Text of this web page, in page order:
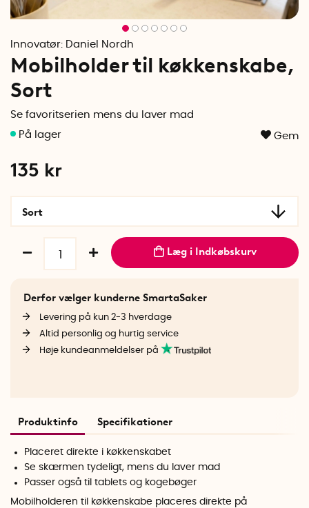
Innovatør: Daniel Nordh
Mobilholder til køkkenskabe,
Sort
Se favoritserien mens du laver mad
Gem
135 kr
Sort
Læg i Indkøbskurv
Derfor vælger kunderne SmartaSaker
Levering på kun 2-3 hverdage
Altid personlig og hurtig service
Høje kundeanmeldelser på
Produktinfo Specifikationer
Placeret direkte i køkkenskabet
Se skærmen tydeligt, mens du laver mad
Passer også til tablets og kogebøger
Mobilholderen til køkkenskabe placeres direkte på